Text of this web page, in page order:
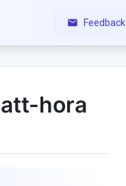
Feedback
hora